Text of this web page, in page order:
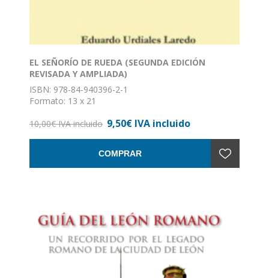
EL SEÑORÍO DE RUEDA (SEGUNDA EDICIÓN
REVISADA Y AMPLIADA)
ISBN: 978-84-940396-2-1
Formato: 13 x 21
Encuadernación: Rústica con solapas
10,00€ IVA incluido 9,50€ IVA incluido
COMPRAR